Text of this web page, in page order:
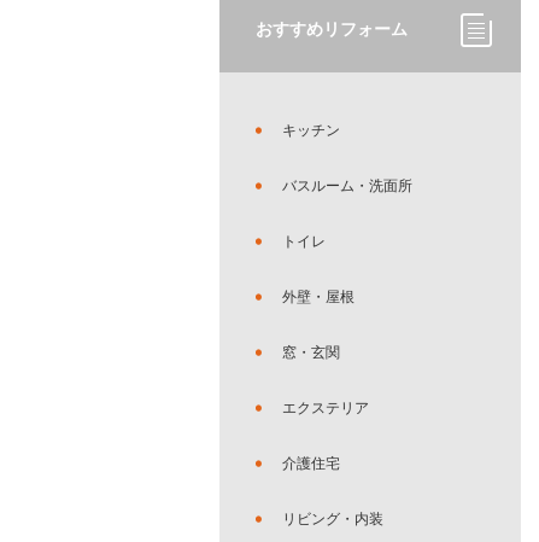
おすすめリフォーム
キッチン
バスルーム・洗面所
トイレ
外壁・屋根
窓・玄関
エクステリア
介護住宅
リビング・内装